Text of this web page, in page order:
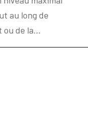
au long de
ou de la...